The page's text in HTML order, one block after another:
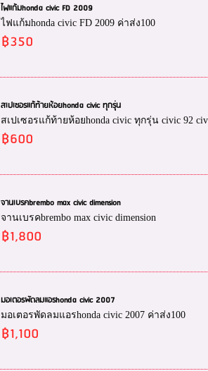
ไฟแก้มhonda civic FD 2009
ไฟแก้มhonda civic FD 2009 ค่าส่ง100
฿350
สเปเซอรแก้ท้ายห้อยhonda civic ทุกรุ่น
สเปเซอรแก้ท้ายห้อยhonda civic ทุกรุ่น civic 92
฿600
จานเบรคbrembo max civic dimension
จานเบรคbrembo max civic dimension
฿1,800
มอเตอรพัดลมแอรhonda civic 2007
มอเตอรพัดลมแอรhonda civic 2007 ค่าส่ง100
฿1,100